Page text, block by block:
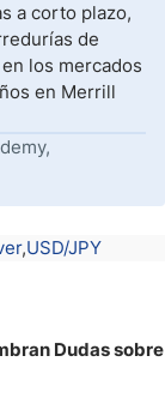
a corto plazo,
de
los mercados
en Merrill
USD/JPY
Dudas sobre